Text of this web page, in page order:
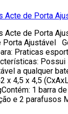
Acte de Porta
Acte de Porta
Porta Ajustável
Praticas
a qualquer
x 4,5 x 4,5
1 barra
e 2 parafusos